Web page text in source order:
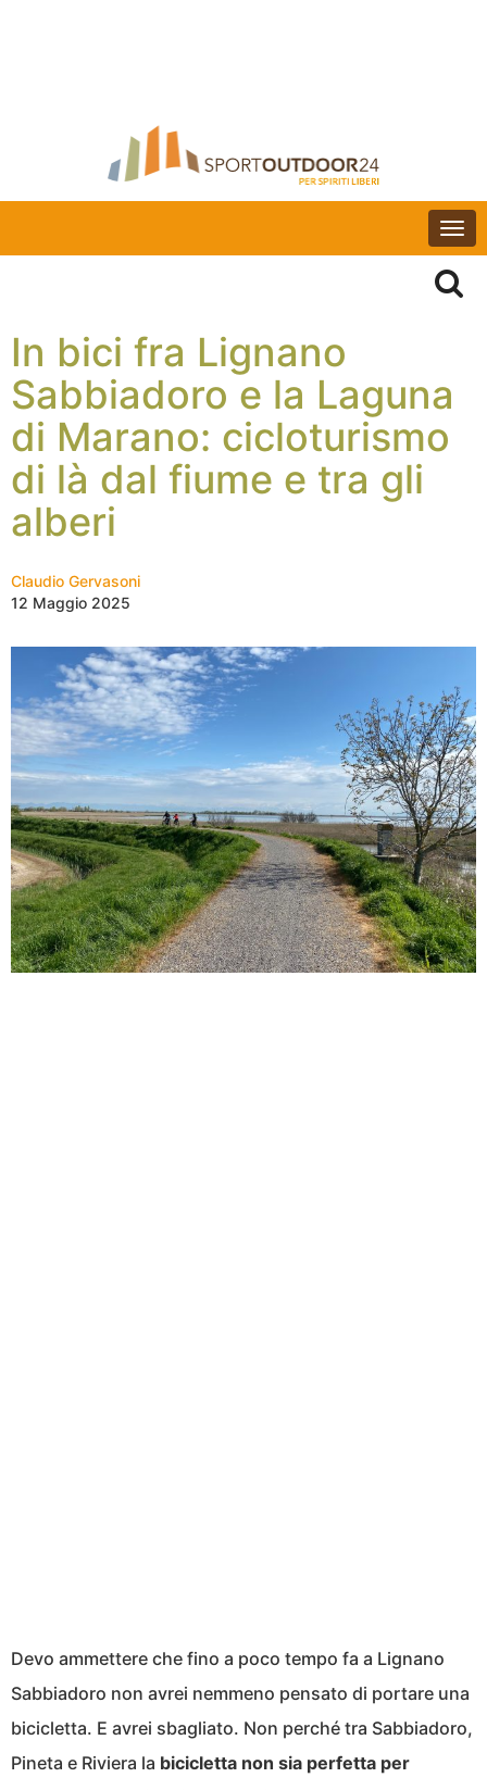
In bici fra Lignano
Sabbiadoro e la Laguna
di Marano: cicloturismo
di là dal fiume e tra gli
alberi
Claudio Gervasoni
12 Maggio 2025
Devo ammettere che fino a poco tempo fa a Lignano
Sabbiadoro non avrei nemmeno pensato di portare una
bicicletta. E avrei sbagliato. Non perché tra Sabbiadoro,
Pineta e Riviera la bicicletta non sia perfetta per